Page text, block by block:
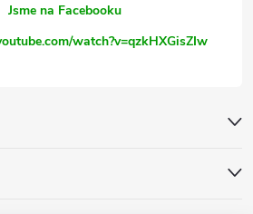
Jsme na Facebooku
watch?v=qzkHXGisZIw